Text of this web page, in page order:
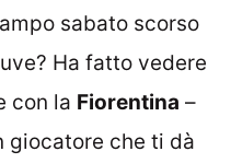
sabato scorso
Ha fatto vedere
con la Fiorentina –
giocatore che ti dà